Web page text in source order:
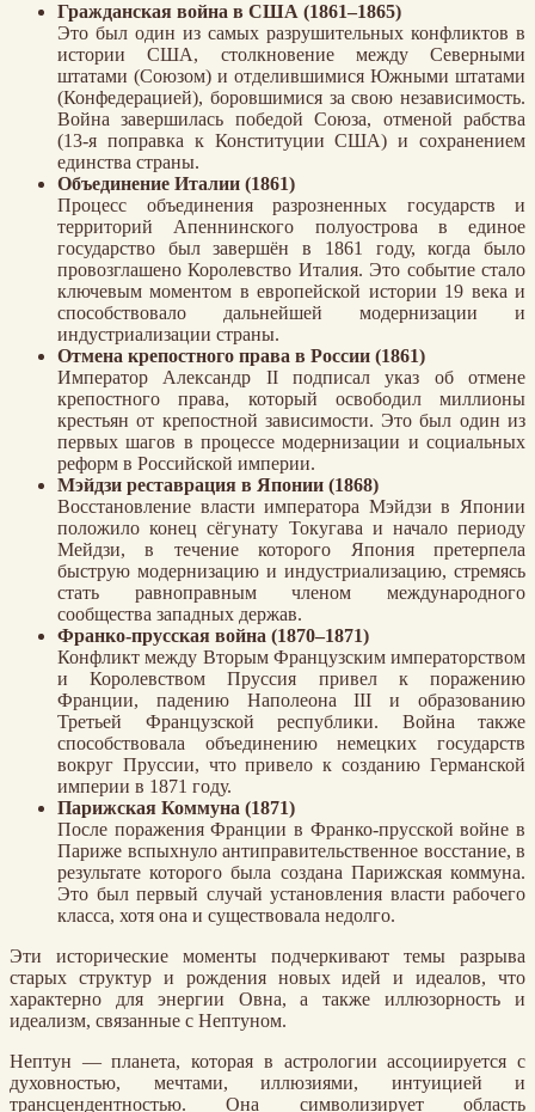
Гражданская война в США (1861–1865)
Это был один из самых разрушительных конфликтов в
истории США, столкновение между Северными
штатами (Союзом) и отделившимися Южными штатами
(Конфедерацией), боровшимися за свою независимость.
Война завершилась победой Союза, отменой рабства
(13-я поправка к Конституции США) и сохранением
единства страны.
Объединение Италии (1861)
Процесс объединения разрозненных государств и
территорий Апеннинского полуострова в единое
государство был завершён в 1861 году, когда было
провозглашено Королевство Италия. Это событие стало
ключевым моментом в европейской истории 19 века и
способствовало дальнейшей модернизации и
индустриализации страны.
Отмена крепостного права в России (1861)
Император Александр II подписал указ об отмене
крепостного права, который освободил миллионы
крестьян от крепостной зависимости. Это был один из
первых шагов в процессе модернизации и социальных
реформ в Российской империи.
Мэйдзи реставрация в Японии (1868)
Восстановление власти императора Мэйдзи в Японии
положило конец сёгунату Токугава и начало периоду
Мейдзи, в течение которого Япония претерпела
быструю модернизацию и индустриализацию, стремясь
стать равноправным членом международного
сообщества западных держав.
Франко-прусская война (1870–1871)
Конфликт между Вторым Французским императорством
и Королевством Пруссия привел к поражению
Франции, падению Наполеона III и образованию
Третьей Французской республики. Война также
способствовала объединению немецких государств
вокруг Пруссии, что привело к созданию Германской
империи в 1871 году.
Парижская Коммуна (1871)
После поражения Франции в Франко-прусской войне в
Париже вспыхнуло антиправительственное восстание, в
результате которого была создана Парижская коммуна.
Это был первый случай установления власти рабочего
класса, хотя она и существовала недолго.
Эти исторические моменты подчеркивают темы разрыва
старых структур и рождения новых идей и идеалов, что
характерно для энергии Овна, а также иллюзорность и
идеализм, связанные с Нептуном.
Нептун — планета, которая в астрологии ассоциируется с
духовностью, мечтами, иллюзиями, интуицией и
трансцендентностью. Она символизирует область